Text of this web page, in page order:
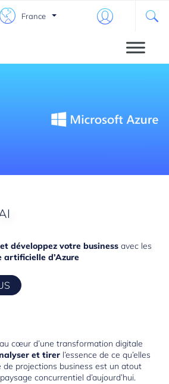
France
développez votre business avec les
artificielle d’Azure
cœur d’une transformation digitale
et tirer l’essence de ce qu’elles
de projections business est un atout
concurrentiel d’aujourd’hui.